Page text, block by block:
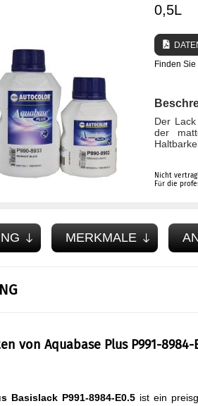
0,5L
Finden Sie
Der
der
Nicht
Für die
MERKMALE
von Aquabase Plus P991-
Basislack P991-8984-E0.5 ist ein